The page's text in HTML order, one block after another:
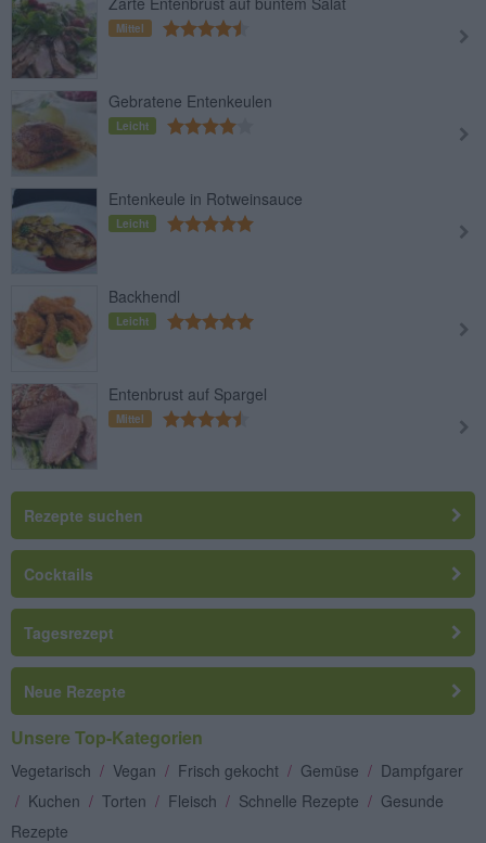
Mittel
Gebratene Entenkeulen
Leicht
Entenkeule in Rotweinsauce
Leicht
Backhendl
Leicht
Entenbrust auf Spargel
Mittel
Rezepte suchen
Cocktails
Tagesrezept
Neue Rezepte
Unsere Top-Kategorien
Vegetarisch / Vegan / Frisch gekocht / Gemüse / Dampfgarer
/ Kuchen / Torten / Fleisch / Schnelle Rezepte / Gesunde
Rezepte